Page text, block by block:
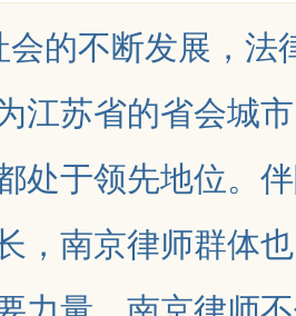
会的不断发展，法
江苏省的省会城
处于领先地位。
，南京律师群体